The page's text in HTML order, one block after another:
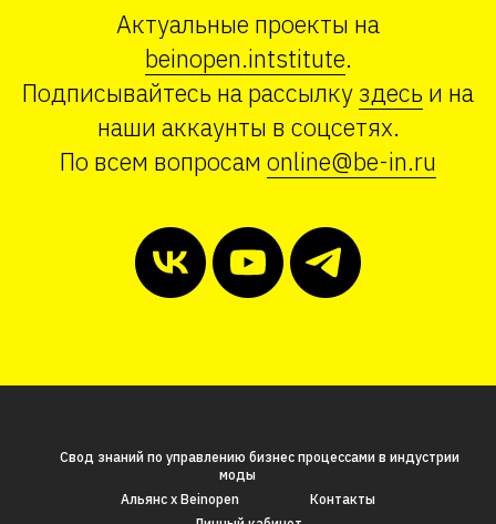
Актуальные проекты на
beinopen.intstitute.
Подписывайтесь на рассылку здесь и на
наши аккаунты в соцсетях.
По всем вопросам online@be-in.ru
Свод знаний по управлению бизнес процессами в индустрии
моды
Альянс x Beinopen
Контакты